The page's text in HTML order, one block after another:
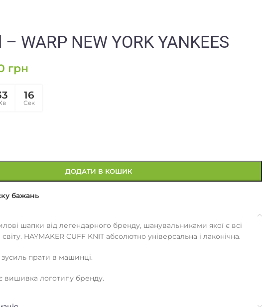
WARP NEW YORK YANKEES
грн
16
Сек
ДОДАТИ В КОШИК
бажань
шапки від легендарного бренду, шанувальниками якої є всі
HAYMAKER CUFF KNIT абсолютно універсальна і лаконічна.
прати в машинці.
логотипу бренду.